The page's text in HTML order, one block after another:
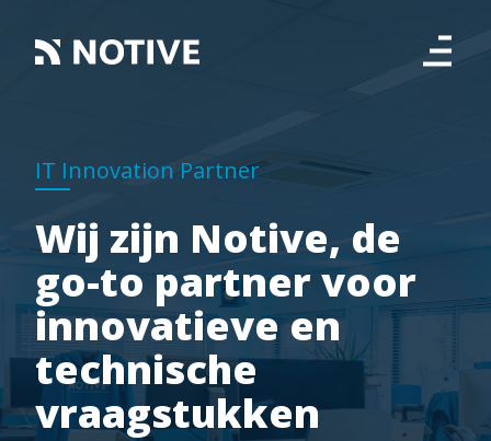
IT Innovation Partner
Wij zijn Notive, de
go-to partner voor
innovatieve en
technische
vraagstukken